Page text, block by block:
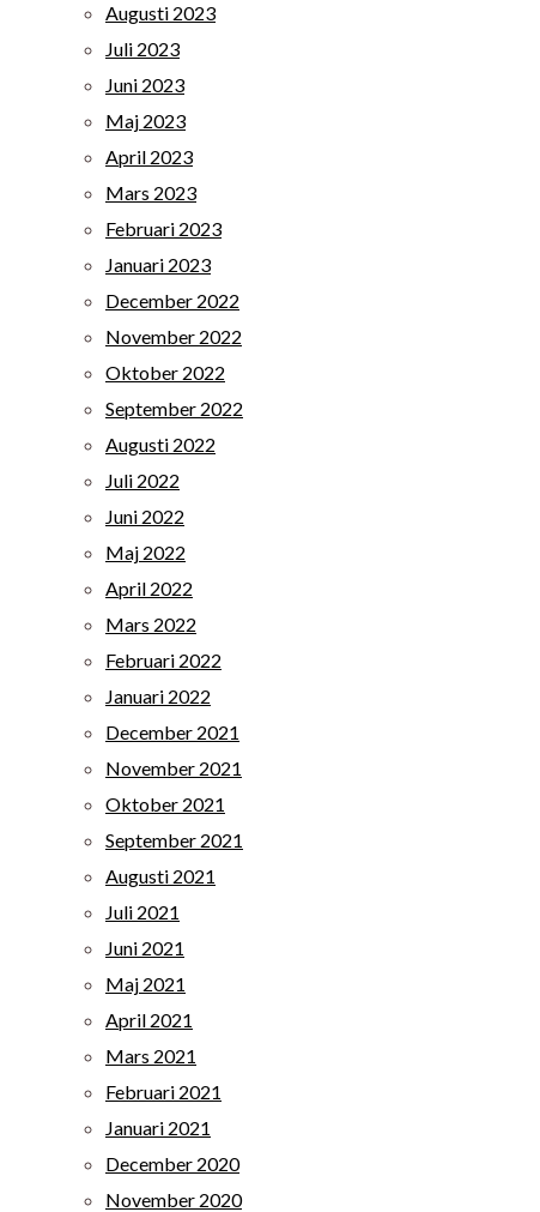
Augusti 2023
Juli 2023
Juni 2023
Maj 2023
April 2023
Mars 2023
Februari 2023
Januari 2023
December 2022
November 2022
Oktober 2022
September 2022
Augusti 2022
Juli 2022
Juni 2022
Maj 2022
April 2022
Mars 2022
Februari 2022
Januari 2022
December 2021
November 2021
Oktober 2021
September 2021
Augusti 2021
Juli 2021
Juni 2021
Maj 2021
April 2021
Mars 2021
Februari 2021
Januari 2021
December 2020
November 2020